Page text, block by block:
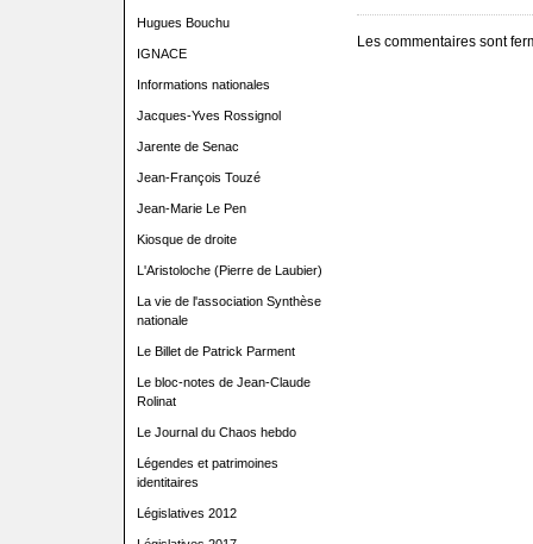
Hugues Bouchu
IGNACE
Informations nationales
Jacques-Yves Rossignol
Jarente de Senac
Jean-François Touzé
Jean-Marie Le Pen
Kiosque de droite
L'Aristoloche (Pierre de Laubier)
La vie de l'association Synthèse
nationale
Le Billet de Patrick Parment
Le bloc-notes de Jean-Claude
Rolinat
Le Journal du Chaos hebdo
Légendes et patrimoines
identitaires
Législatives 2012
Les commentaires sont